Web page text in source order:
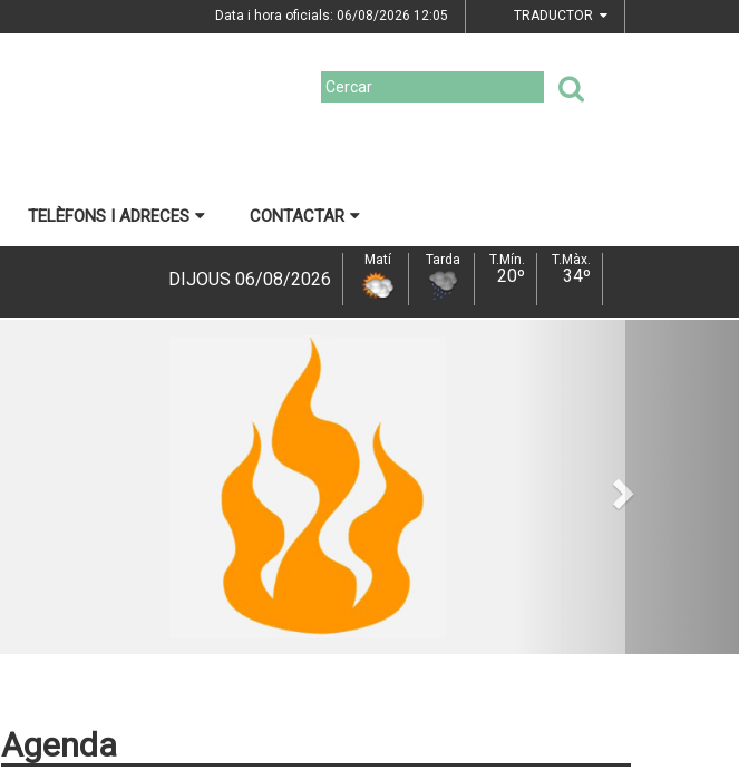
Data i hora oficials: 06/08/2026 12:05 TRADUCTOR
TELÈFONS I ADRECES CONTACTAR
DIVENDRES 07/08/2026
Matí Tarda T.Mín.
22º
T.Màx.
34º
Agenda